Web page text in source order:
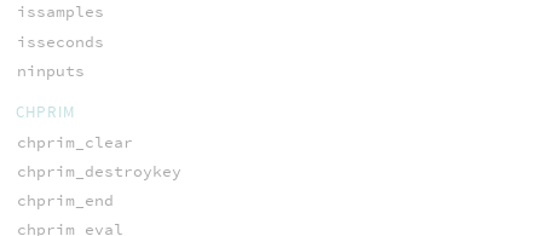
issamples
isseconds
ninputs
CHPRIM
chprim_clear
chprim_destroykey
chprim_end
chprim_eval